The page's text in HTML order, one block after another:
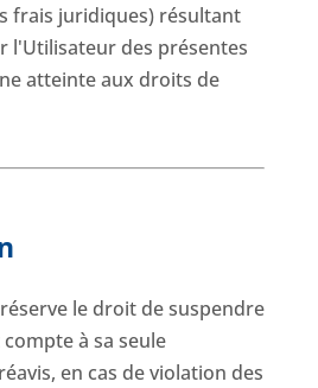
frais juridiques) résultant
l'Utilisateur des présentes
atteinte aux droits de
le droit de suspendre
à sa seule
en cas de violation des